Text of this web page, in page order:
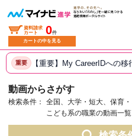
資料請求
カート
0件
カートの中を見る
重要 【重要】My CareerIDへの移
動画からさがす
検索条件：
全国、大学・短大、保育
こども系の職業の動画一覧